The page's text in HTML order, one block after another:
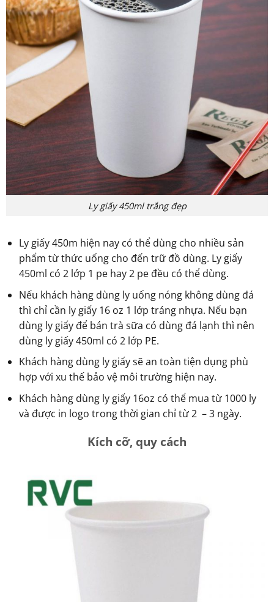
Ly giấy 450ml trắng đẹp
Ly giấy 450m hiện nay có thể dùng cho nhiều sản
phẩm từ thức uống cho đến trữ đồ dùng. Ly giấy
450ml có 2 lớp 1 pe hay 2 pe đều có thể dùng.
Nếu khách hàng dùng ly uống nóng không dùng đá
thì chỉ cần ly giấy 16 oz 1 lớp tráng nhựa. Nếu bạn
dùng ly giấy để bán trà sữa có dùng đá lạnh thì nên
dùng ly giấy 450ml có 2 lớp PE.
Khách hàng dùng ly giấy sẽ an toàn tiện dụng phù
hợp với xu thế bảo vệ môi trường hiện nay.
Khách hàng dùng ly giấy 16oz có thể mua từ 1000 ly
và được in logo trong thời gian chỉ từ 2 – 3 ngày.
Kích cỡ, quy cách